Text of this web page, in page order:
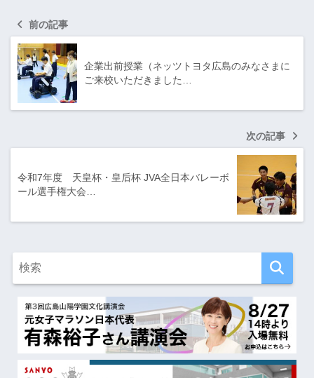
前の記事
企業出前授業（ネッツトヨタ広島のみなさまに
ご来校いただきました…
次の記事
令和7年度 天皇杯・皇后杯 JVA全日本バレーボ
ール選手権大会…